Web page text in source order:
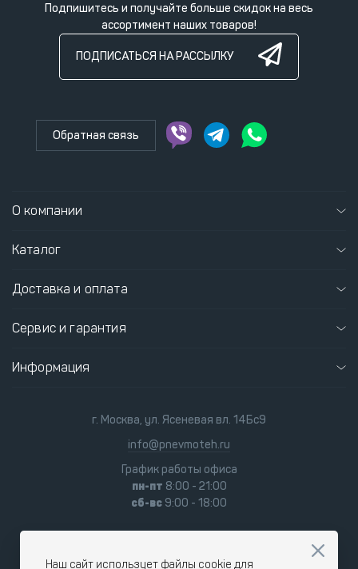
Подпишитесь и получайте больше скидок на весь
ассортимент наших товаров!
ПОДПИСАТЬСЯ НА РАССЫЛКУ
Обратная связь
О компании
Каталог
Доставка и оплата
Сервис и гарантия
Информация
г. Москва, ул. Ясеневая вл. 14Бс9
info@pnevmoteh.ru
График работы офиса
пн-пт 8:00 - 21:00
сб-вс 9:00 - 18:00
Наш сайт использует файлы cookie для